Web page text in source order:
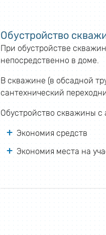
Обустройство
При обустройстве
непосредственно в доме.
В скважине (в обсадной
сантехнический
Обустройство скважины
Экономия средств
Экономия места на